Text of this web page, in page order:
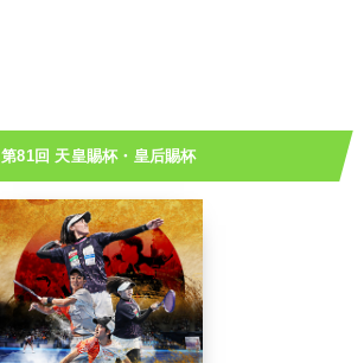
第81回 天皇賜杯・皇后賜杯